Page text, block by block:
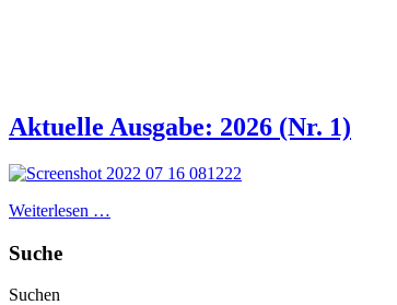
Aktuelle Ausgabe: 2026 (Nr. 1)
Weiterlesen …
Suche
Suchen